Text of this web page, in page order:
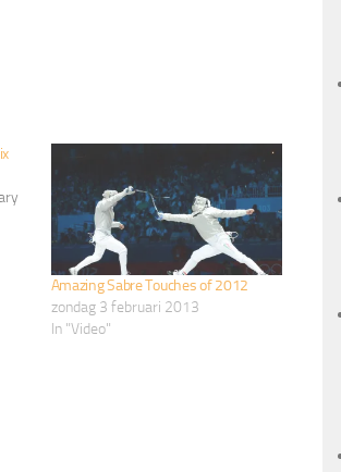
Amazing Sabre Touches of 2012
zondag 3 februari 2013
In "Video"